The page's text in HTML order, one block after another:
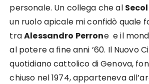
personale. Un collega che al
un ruolo apicale mi confidò quale
traAlessandro Perrone e il
al potere a fine anni ’60. Il Nuovo
quotidiano cattolico di Genova,
chiuso nel 1974, apparteneva